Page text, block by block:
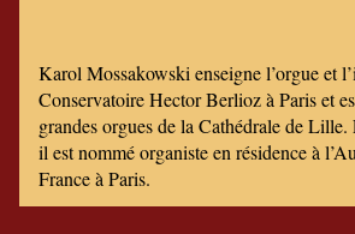
Karol Mossakowski enseigne l’orgue et
Conservatoire Hector Berlioz à Paris et
grandes orgues de la Cathédrale de
il est nommé organiste en résidence à
France à Paris.